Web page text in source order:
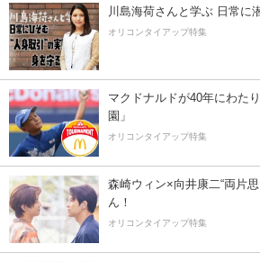
川島海荷さんと学ぶ 日常に
オリコンタイアップ特集
マクドナルドが40年にわた
園」
オリコンタイアップ特集
森崎ウィン×向井康二“両片
ん！
オリコンタイアップ特集